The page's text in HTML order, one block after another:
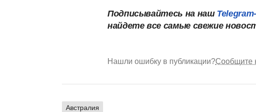
Подписывайтесь на наш
найдете все самые свежие
Нашли ошибку в публикации?Сообщите
Австралия